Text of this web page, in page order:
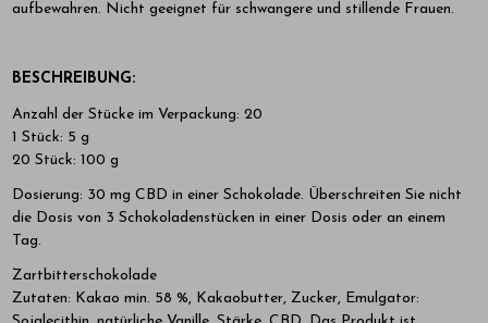
aufbewahren. Nicht geeignet für schwangere und stillende Frauen.
BESCHREIBUNG:
Anzahl der Stücke im Verpackung: 20
1 Stück: 5 g
20 Stück: 100 g
Dosierung: 30 mg CBD in einer Schokolade. Überschreiten Sie nicht
die Dosis von 3 Schokoladenstücken in einer Dosis oder an einem
Tag.
Zartbitterschokolade
Zutaten: Kakao min. 58 %, Kakaobutter, Zucker, Emulgator: